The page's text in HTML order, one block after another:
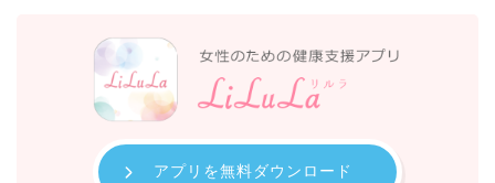
アプリを無料ダウンロード